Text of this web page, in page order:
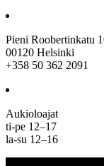
Pieni Roobertinkatu
00120 Helsinki
+358 50 362 2091
Aukioloajat
ti-pe 12–17
la-su 12–16